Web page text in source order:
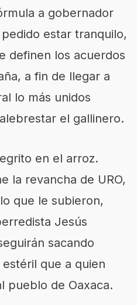
a gobernador
estar tranquilo,
definen los acuerdos
a fin de llegar a
lo más unidos
el gallinero.
en el arroz.
la revancha de URO,
que le subieron,
Jesús
sacando
que a quien
pueblo de Oaxaca.